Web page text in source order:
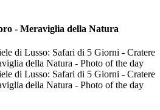
- Meraviglia della Natura